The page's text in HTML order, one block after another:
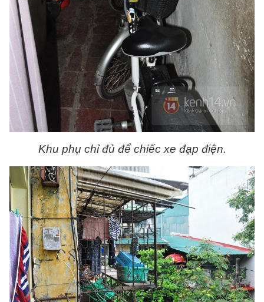
Khu phụ chỉ đủ để chiếc xe đạp điện.